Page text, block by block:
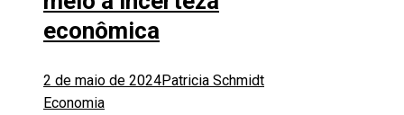
econômica
2 de maio de 2024Patricia Schmidt
Economia